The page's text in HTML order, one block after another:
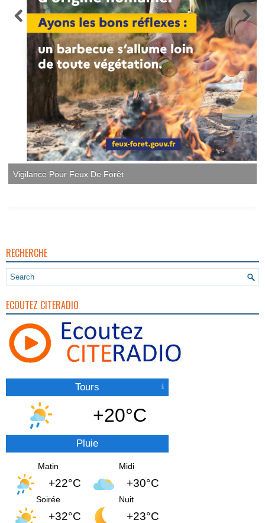
RECHERCHE
ECOUTEZ CITERADIO
Tours
+20°C
Pluie
Matin
+22°C
Midi
+30°C
Soirée
+32°C
Nuit
+23°C